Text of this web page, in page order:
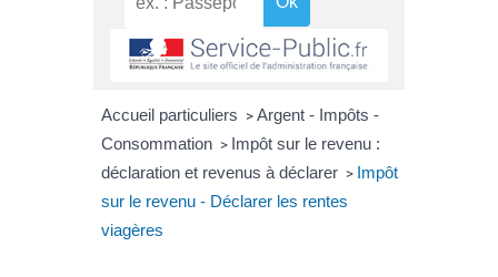
Accueil particuliers > Argent - Impôts -
Consommation > Impôt sur le revenu :
déclaration et revenus à déclarer > Impôt
sur le revenu - Déclarer les rentes
viagères